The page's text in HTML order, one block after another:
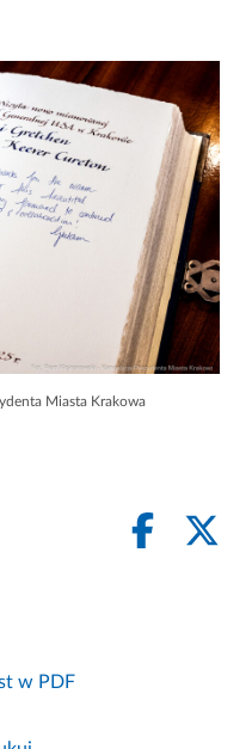
Miasta Krakowa
w PDF